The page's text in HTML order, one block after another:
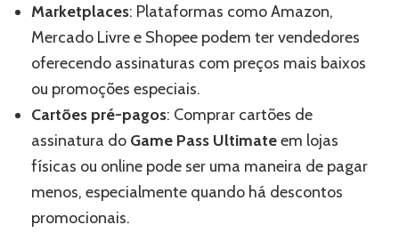
Marketplaces: Plataformas como Amazon,
Mercado Livre e Shopee podem ter vendedores
oferecendo assinaturas com preços mais baixos
ou promoções especiais.
Cartões pré-pagos: Comprar cartões de
assinatura do Game Pass Ultimateem lojas
físicas ou online pode ser uma maneira de pagar
menos, especialmente quando há descontos
promocionais.